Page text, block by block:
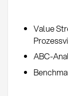
Value
ABC-